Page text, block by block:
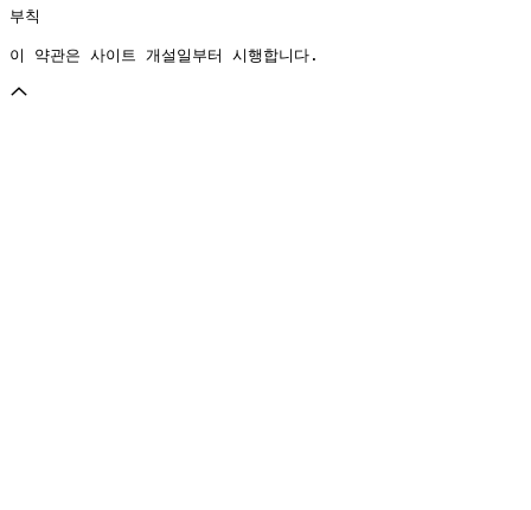
부칙
이 약관은 사이트 개설일부터 시행합니다.